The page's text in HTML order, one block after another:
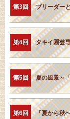
第3回 ブリーダー
第4回 タキイ園芸
第5回 夏の風景～
第6回 「夏から秋